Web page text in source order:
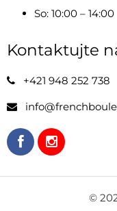
So: 10:00 – 14:00
Kontaktujte
+421 948 252 738
©